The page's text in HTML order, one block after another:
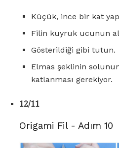
Küçük, ince bir kat
Filin kuyruk ucunun
Gösterildiği gibi tutun.
Elmas şeklinin
katlanması gerekiyor.
12/11
Origami Fil - Adım 10